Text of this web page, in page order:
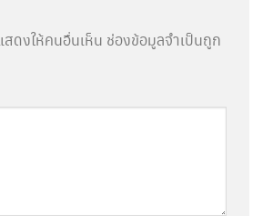
ดงให้คนอื่นเห็น ช่องข้อมูลจำเป็นถูก